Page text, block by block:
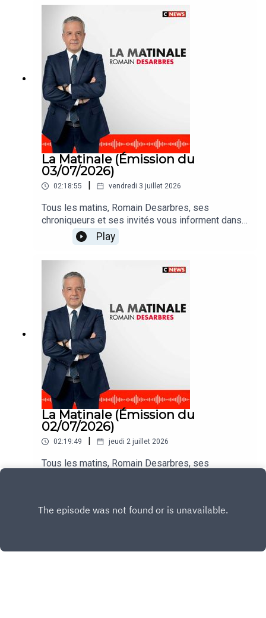
La Matinale (Émission du
03/07/2026)
02:18:55 vendredi 3 juillet 2026
Tous les matins, Romain Desarbres, ses
chroniqueurs et ses invités vous informent dans
#LaMatinale
Play
La Matinale (Émission du
02/07/2026)
02:19:49 jeudi 2 juillet 2026
Tous les matins, Romain Desarbres, ses